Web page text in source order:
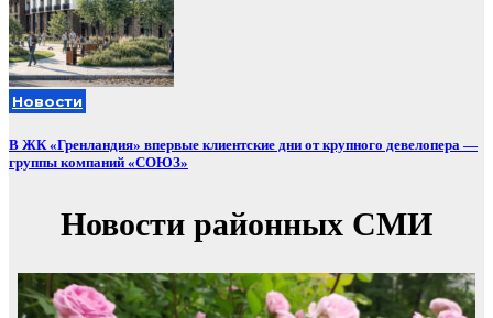
Новости
В ЖК «Гренландия» впервые клиентские дни от крупного девелопера —
группы компаний «СОЮЗ»